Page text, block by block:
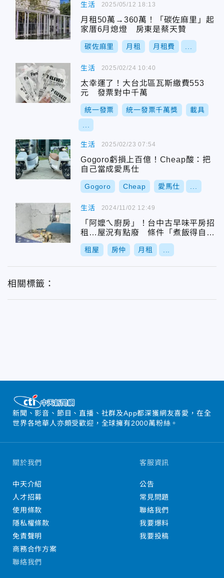
生活
月租50萬→360萬！「碳佐麻里」起
家厝6月熄燈 房東是蔡天贊
碳佐麻里 月租 月租費
2025/05/12 18:13
生活
太幸運了！大台北區瓦斯繳費553
元 發票對中千萬
統一發票 統一發票千萬獎 載具
2025/02/24 10:40
生活
Gogoro虧損上百億！Cheap酸：把
自己當成愛馬仕
Gogoro Cheap 愛馬仕
2025/02/23 07:54
生活
「阿嬤ㄟ廚房」！台中古早味平房招
租…屋況有點廢 條件「煮飯得自己
燒柴」
租屋 房仲 月租
2024/11/02 12:49
相關標籤：
新聞、影音、節目、直播、社群及App都深獲網友喜愛，在全
世界各地華人亦頗受歡迎，全球擁有2000萬粉絲。
關於我們
中天介紹
人才招募
使用條款
隱私權條款
免責聲明
商務合作方案
客服資訊
公告
常見問題
聯絡我們
我要爆料
我要投稿
聯絡我們